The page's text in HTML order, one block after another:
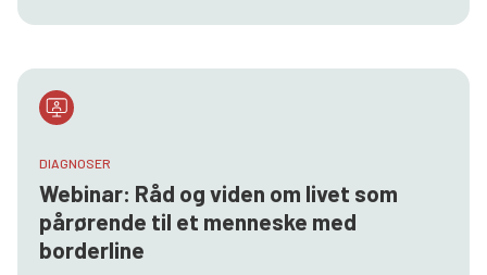
DIAGNOSER
Webinar: Råd og viden om livet som
pårørende til et menneske med
borderline